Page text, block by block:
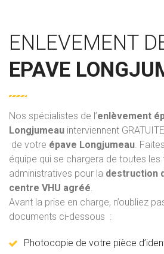
ENLEVEMENT
EPAVE
Nos spécialistes de l’enlèvement
Longjumeau interviennent
de votre épave Longjumeau.
équipe qui se chargera de toutes les
administratives pour la destruction
centre VHU agréé.
Avant la prise en charge, n’oubliez
documents ci-dessous :
Photocopie de votre pièce